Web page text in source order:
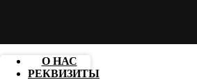
О НАС
РЕКВИЗИТЫ